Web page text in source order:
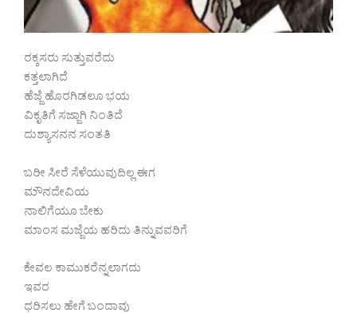
ರಕ್ಕಸರು ಸುತ್ತುವರೆದು
ಕತ್ತಲಾಗಿದೆ
ಹೆಜ್ಜೆ ಹೊರಗಿಡಲೂ ಭಯ
ವಿಕೃತಿಗೆ ಸಜ್ಜಾಗಿ ನಿಂತಿದೆ
ದುಶ್ಯಾಸನನ ಸಂತತಿ
ಬರೀ ಸೀರೆ ಸೆಳೆಯುವುದಿಲ್ಲ ಈಗ
ಮೌನದೇವಿಯ
ನಾಲಿಗೆಯೂ ಬೇಕು
ಮಾಂಸ ಮಜ್ಜೆಯ ಹರಿದು ತಿನ್ನುವವರಿಗೆ
ಕೇವಲ ಕಾಮುಕರೆನ್ನಲಾಗದು
ಇವರ
ಧರಿಸಲು ಹೇಗೆ ಬಂದಾವು